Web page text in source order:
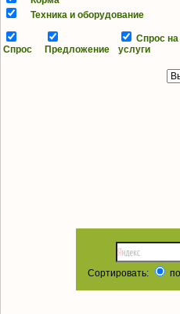
Техника и оборудование
Спрос Предложение
Спрос на
услуги
Сортировать: